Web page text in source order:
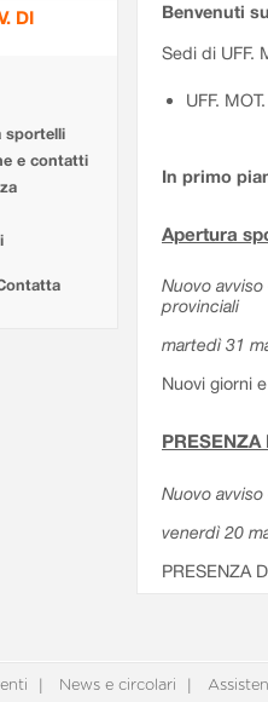
DI
sportelli
e contatti
Benvenuti
Sedi di UFF.
UFF.
In primo
Apertura
Nuovo
provinciali
martedì 31
Nuovi giorni
PRESENZA
Nuovo
venerdì 20
PRESENZA
News e circolari